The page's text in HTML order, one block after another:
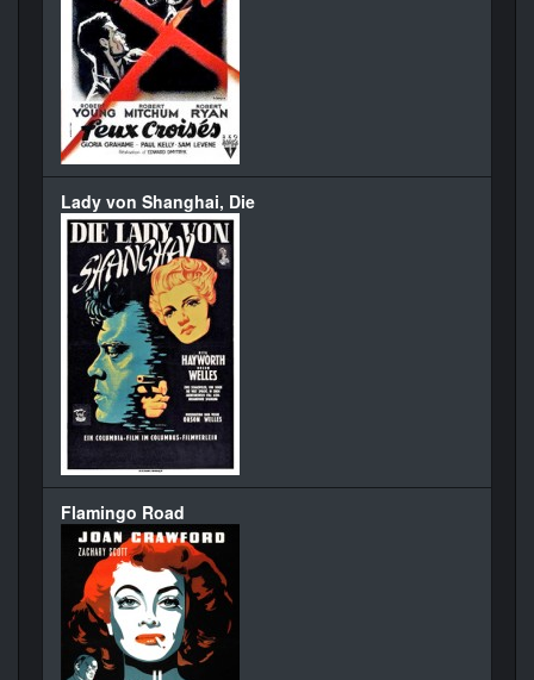
Lady von Shanghai, Die
Flamingo Road